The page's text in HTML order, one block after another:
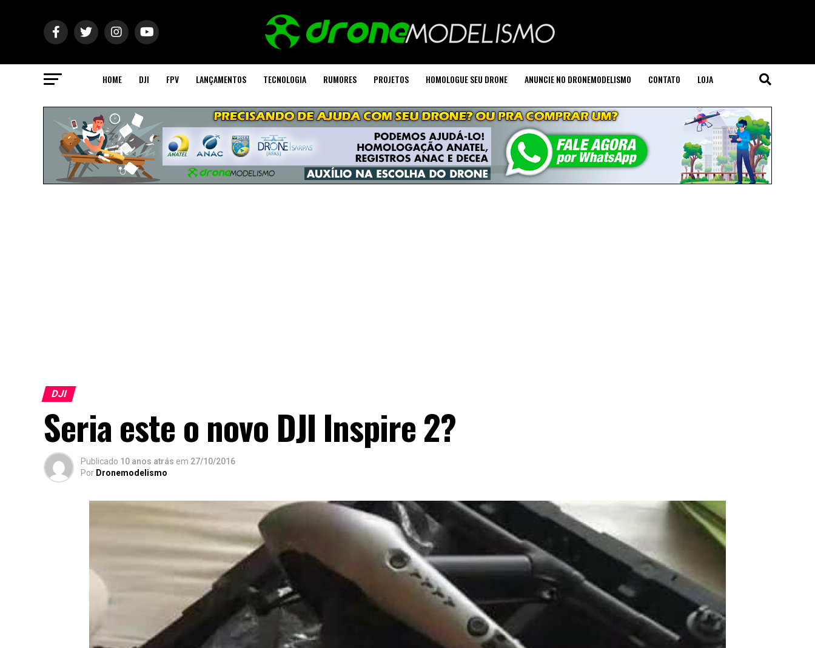
HOME DJI FPV LANÇAMENTOS TECNOLOGIA RUMORES PROJETOS HOMOLOGUE SEU DRONE ANUNCIE NO DRONEMODELISMO CONTATO LOJA
DJI
Seria este o novo DJI Inspire 2?
Publicado 10 anos atrás em 27/10/2016
Por Dronemodelismo